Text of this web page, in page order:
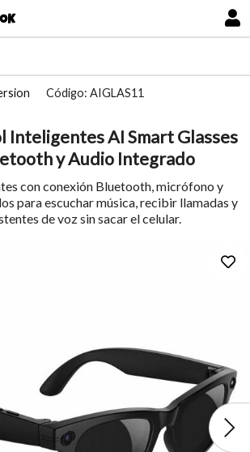
Enviar
Código: AIGLAS11
Inteligentes AI Smart Glasses
y Audio Integrado
con conexión Bluetooth, micrófono y
para escuchar música, recibir llamadas y
de voz sin sacar el celular.